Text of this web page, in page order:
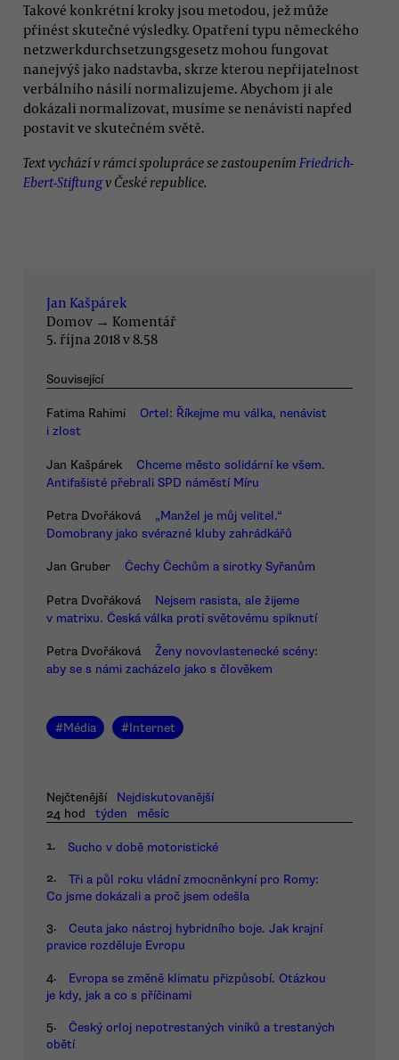
Takové konkrétní kroky jsou metodou, jež může
přinést skutečné výsledky. Opatření typu německého
netzwerkdurchsetzungsgesetz mohou fungovat
nanejvýš jako nadstavba, skrze kterou nepřijatelnost
verbálního násilí normalizujeme. Abychom ji ale
dokázali normalizovat, musíme se nenávisti napřed
postavit ve skutečném světě.
Text vychází v rámci spolupráce se zastoupením Friedrich-
Ebert-Stiftungv České republice.
Jan Kašpárek
Domov → Komentář
5. října 2018 v 8.58
Související
Fatima Rahimi
Ortel: Říkejme mu válka, nenávist
i zlost
Jan Kašpárek
Chceme město solidární ke všem.
Antifašisté přebrali SPD náměstí Míru
Petra Dvořáková
„Manžel je můj velitel.“
Domobrany jako svérazné kluby zahrádkářů
Jan Gruber Čechy Čechům a sirotky Syřanům
Petra Dvořáková
Nejsem rasista, ale žijeme
v matrixu. Česká válka proti světovému spiknutí
Petra Dvořáková
Ženy novovlastenecké scény:
aby se s námi zacházelo jako s člověkem
#Média #Internet
Nejčtenější
Nejdiskutovanější
24 hod
týden měsíc
1. Sucho v době motoristické
2.
Tři a půl roku vládní zmocněnkyní pro Romy:
Co jsme dokázali a proč jsem odešla
3.
Ceuta jako nástroj hybridního boje. Jak krajní
pravice rozděluje Evropu
4.
Evropa se změně klimatu přizpůsobí. Otázkou
je kdy, jak a co s příčinami
5.
Český orloj nepotrestaných viníků a trestaných
obětí